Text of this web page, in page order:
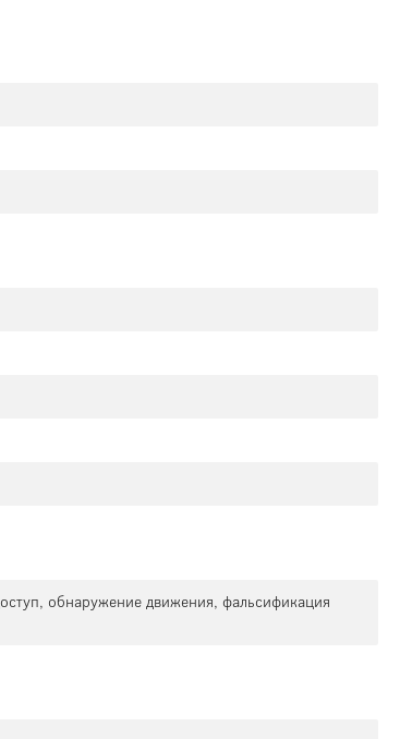
обнаружение движения, фальсификация